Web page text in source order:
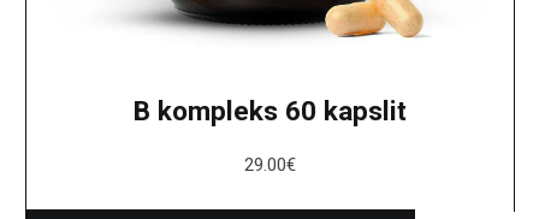
B kompleks 60 kapslit
29.00€